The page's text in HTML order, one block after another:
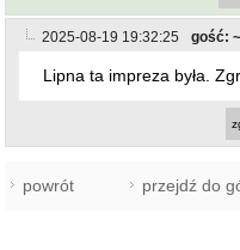
2025-08-19 19:32:25 gość:
Lipna ta impreza była.
powrót przejdź do